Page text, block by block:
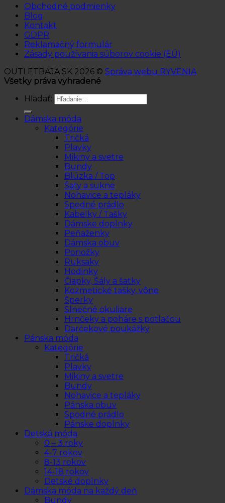
Obchodné podmienky
Blog
Kontakt
GDPR
Reklamačný formulár
Zásady používania súborov cookie (EÚ)
OUTLETBAJA.SK 2026 © Správa webu RYVENIA
Všetky práva vyhradené
Hľadať:
Dámska móda
Kategórie
Tričká
Plavky
Mikiny a svetre
Bundy
Blúzka / Top
Šaty a sukne
Nohavice a tepláky
Spodné prádlo
Kabelky / Tašky
Dámske doplnky
Peňaženky
Dámska obuv
Ponožky
Ruksaky
Hodinky
Čiapky, Šály a šatky
Kozmetické tašky, vône
Šperky
Slnečné okuliare
Hrnčeky a poháre s potlačou
Darčekové poukážky
Pánska móda
Kategórie
Tričká
Plavky
Mikiny a svetre
Bundy
Nohavice a tepláky
Pánska obuv
Spodné prádlo
Pánske doplnky
Detská móda
0 – 3 roky
4-7 rokov
8-13 rokov
14-18 rokov
Detské doplnky
Dámska móda na každý deň
Bundy